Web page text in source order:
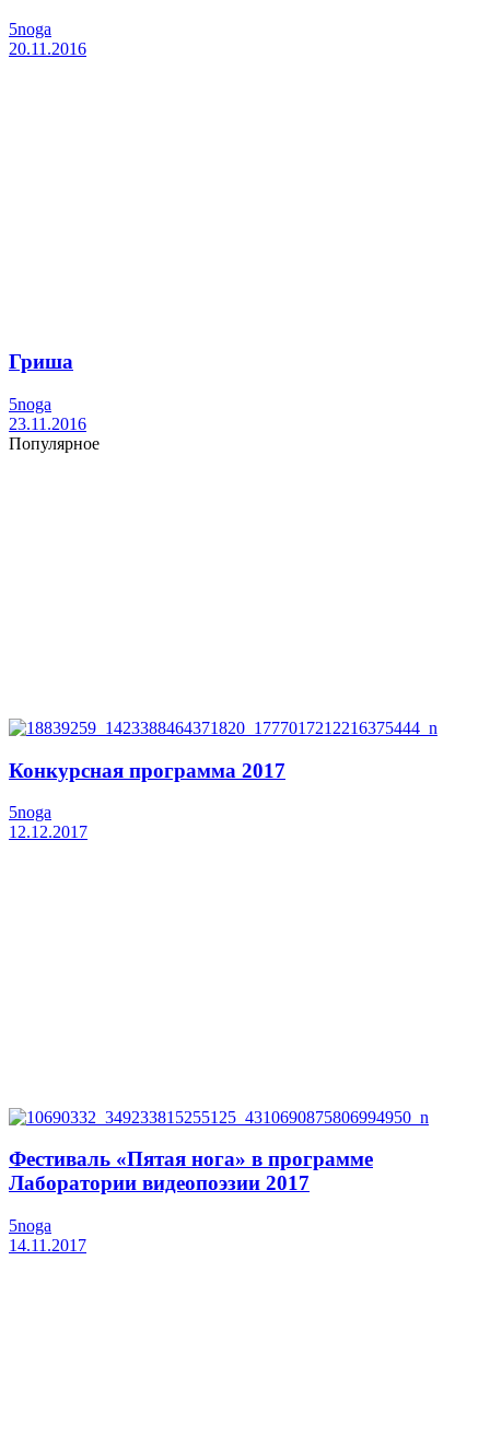
5noga
20.11.2016
Гриша
5noga
23.11.2016
Популярное
Конкурсная программа 2017
5noga
12.12.2017
Фестиваль «Пятая нога» в программе
Лаборатории видеопоэзии 2017
5noga
14.11.2017